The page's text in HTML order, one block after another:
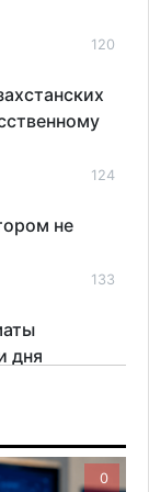
120
124
не
133
дня
села
179
0